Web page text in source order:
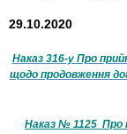
29.10.2020
Наказ 316-у Про
щодо продовження
Наказ № 1125 Про